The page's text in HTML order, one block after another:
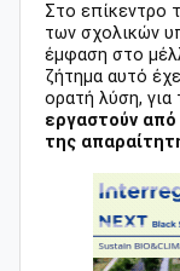
Στο επίκεντρο
των σχολικών
έμφαση στο
ζήτημα αυτό
ορατή λύση,
εργαστούν
της